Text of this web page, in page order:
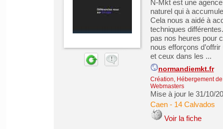
N-Mkt est une
naturel qui à
Cela nous a aidé à
techniques
pas nos heures pour
nous efforçons
et ceux dans les ...
normandiemkt.fr
Création, Hébergement
Webmasters
Mise à jour le 31/10/
Caen- 14 Calvados
Voir la fiche